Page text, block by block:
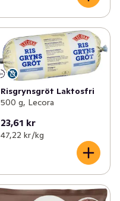
Risgrynsgröt Laktosfri
500 g, Lecora
23,61 kr
47,22 kr /kg